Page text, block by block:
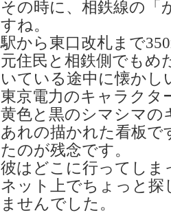
その時に、相鉄線の「
すね。
駅から東口改札まで
元住民と相鉄側でもめ
いている途中に懐かし
東京電力のキャラクタ
黄色と黒のシマシマ
あれの描かれた看板
たのが残念です。
彼はどこに行ってしま
ネット上でちょっと
ませんでした。